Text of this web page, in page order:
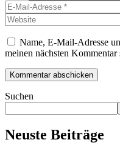
Name, E-Mail-Adresse
meinen nächsten Kommentar
Suchen
Neuste Beiträge